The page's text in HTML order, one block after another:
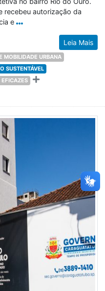
recebeu autorização da
e
Leia Mais
MOBILIDADE URBANA
SUSTENTÁVEL